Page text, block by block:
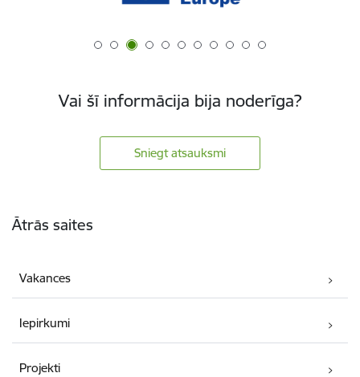
Vai šī informācija bija noderīga?
Sniegt atsauksmi
Ātrās saites
Vakances
Iepirkumi
Projekti